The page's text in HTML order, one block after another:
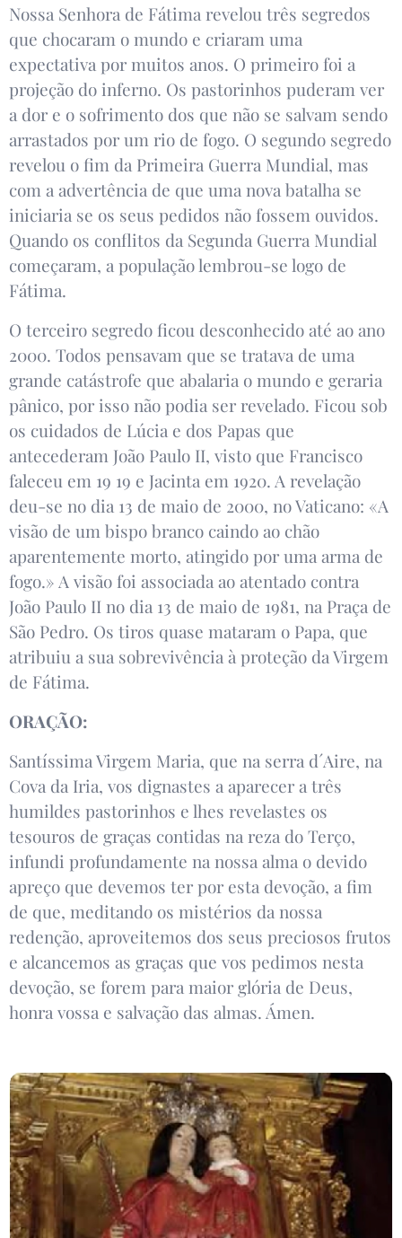
Nossa Senhora de Fátima revelou três segredos
que chocaram o mundo e criaram uma
expectativa por muitos anos. O primeiro foi a
projeção do inferno. Os pastorinhos puderam ver
a dor e o sofrimento dos que não se salvam sendo
arrastados por um rio de fogo. O segundo segredo
revelou o fim da Primeira Guerra Mundial, mas
com a advertência de que uma nova batalha se
iniciaria se os seus pedidos não fossem ouvidos.
Quando os conflitos da Segunda Guerra Mundial
começaram, a população lembrou-se logo de
Fátima.
O terceiro segredo ficou desconhecido até ao ano
2000. Todos pensavam que se tratava de uma
grande catástrofe que abalaria o mundo e geraria
pânico, por isso não podia ser revelado. Ficou sob
os cuidados de Lúcia e dos Papas que
antecederam João Paulo II, visto que Francisco
faleceu em 19 19 e Jacinta em 1920. A revelação
deu-se no dia 13 de maio de 2000, no Vaticano: «A
visão de um bispo branco caindo ao chão
aparentemente morto, atingido por uma arma de
fogo.» A visão foi associada ao atentado contra
João Paulo II no dia 13 de maio de 1981, na Praça de
São Pedro. Os tiros quase mataram o Papa, que
atribuiu a sua sobrevivência à proteção da Virgem
de Fátima.
ORAÇÃO:
Santíssima Virgem Maria, que na serra d´Aire, na
Cova da Iria, vos dignastes a aparecer a três
humildes pastorinhos e lhes revelastes os
tesouros de graças contidas na reza do Terço,
infundi profundamente na nossa alma o devido
apreço que devemos ter por esta devoção, a fim
de que, meditando os mistérios da nossa
redenção, aproveitemos dos seus preciosos frutos
e alcancemos as graças que vos pedimos nesta
devoção, se forem para maior glória de Deus,
honra vossa e salvação das almas. Ámen.